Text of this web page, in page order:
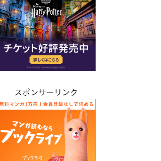
スポンサーリンク